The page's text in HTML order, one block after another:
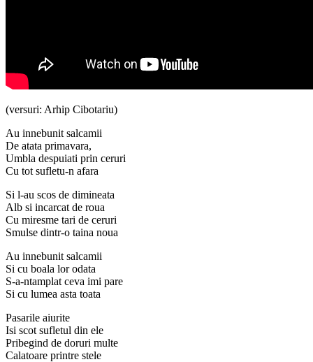
(versuri: Arhip Cibotariu)
Au innebunit salcamii
De atata primavara,
Umbla despuiati prin ceruri
Cu tot sufletu-n afara
Si l-au scos de dimineata
Alb si incarcat de roua
Cu miresme tari de ceruri
Smulse dintr-o taina noua
Au innebunit salcamii
Si cu boala lor odata
S-a-ntamplat ceva imi pare
Si cu lumea asta toata
Pasarile aiurite
Isi scot sufletul din ele
Pribegind de doruri multe
Calatoare printre stele